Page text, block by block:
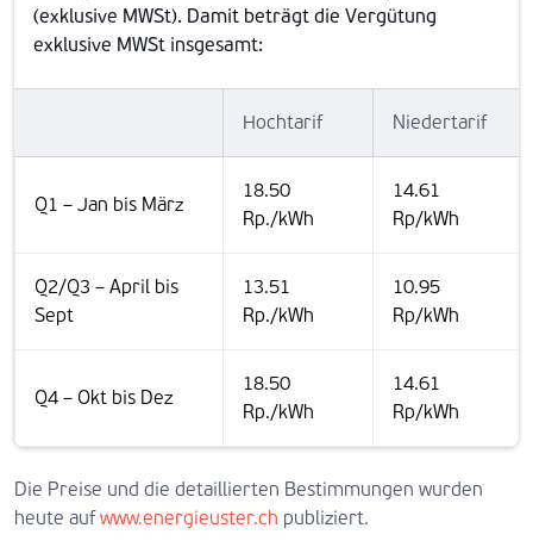
(exklusive MWSt). Damit beträgt die Vergütung
exklusive MWSt insgesamt:
Hochtarif Niedertarif
Q1 – Jan bis März
18.50
Rp./kWh
14.61
Rp/kWh
Q2/Q3 – April bis
Sept
13.51
Rp./kWh
10.95
Rp/kWh
Q4 – Okt bis Dez
18.50
Rp./kWh
14.61
Rp/kWh
Die Preise und die detaillierten Bestimmungen wurden
heute aufwww.energieuster.ch publiziert.